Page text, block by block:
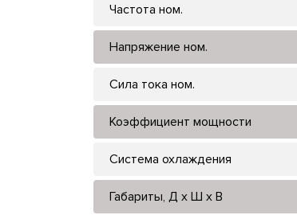
Частота ном.
Напряжение ном.
Сила тока ном.
Коэффициент мощности
Система охлаждения
Габариты, Д x Ш x В